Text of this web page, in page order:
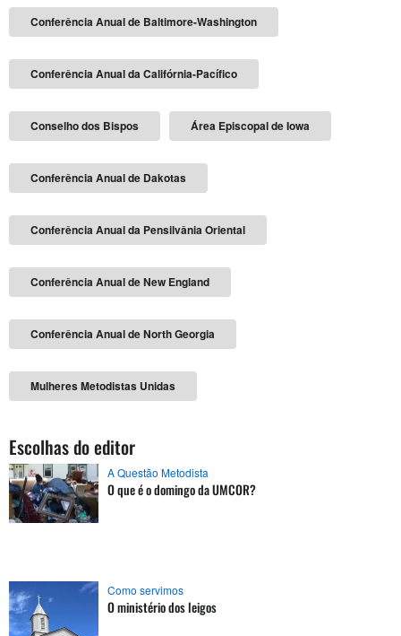
Conferência Anual de Baltimore-Washington
Conferência Anual da Califórnia-Pacífico
Conselho dos Bispos Área Episcopal de Iowa
Conferência Anual de Dakotas
Conferência Anual da Pensilvânia Oriental
Conferência Anual de New England
Conferência Anual de North Georgia
Mulheres Metodistas Unidas
Escolhas do editor
A Questão Metodista
O que é o domingo da UMCOR?
Como servimos
O ministério dos leigos